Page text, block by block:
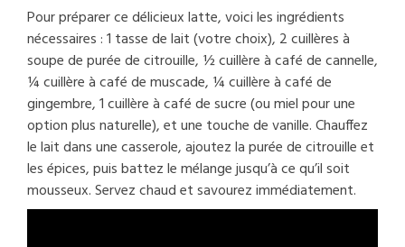
Pour préparer ce délicieux latte, voici les ingrédients
nécessaires : 1 tasse de lait (votre choix), 2 cuillères à
soupe de purée de citrouille, ½ cuillère à café de cannelle,
¼ cuillère à café de muscade, ¼ cuillère à café de
gingembre, 1 cuillère à café de sucre (ou miel pour une
option plus naturelle), et une touche de vanille. Chauffez
le lait dans une casserole, ajoutez la purée de citrouille et
les épices, puis battez le mélange jusqu’à ce qu’il soit
mousseux. Servez chaud et savourez immédiatement.